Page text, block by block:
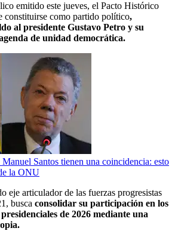
emitido este jueves, el Pacto Histórico
constituirse como partido político,
al presidente Gustavo Petro y su
de unidad democrática.
Santos tienen una coincidencia: esto
la ONU
eje articulador de las fuerzas progresistas
busca consolidar su participación en los
de 2026 mediante una